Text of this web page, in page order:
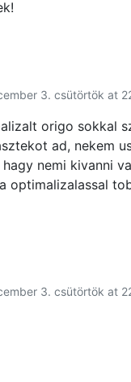
3. csütörtök at
origo sokkal
ad, nekem
nemi kivanni
optimalizalassal
3. csütörtök at